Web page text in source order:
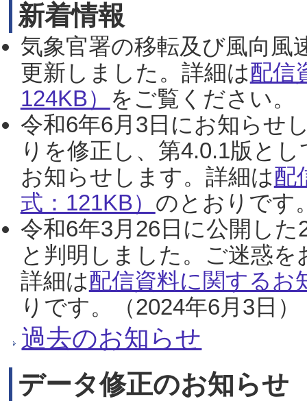
新着情報
気象官署の移転及び風向風
更新しました。詳細は配信
124KB） をご覧ください。
令和6年6月3日にお知らせ
りを修正し、第4.0.1版と
お知らせします。詳細は配
式：121KB） のとおりです
令和6年3月26日に公開し
と判明しました。ご迷惑
詳細は配信資料に関するお
りです。（2024年6月3日）
過去のお知らせ
データ修正のお知らせ